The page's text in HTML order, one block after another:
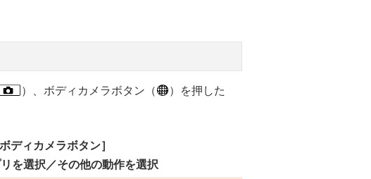
）、ボディカメラボタン（
）を押した
ディカメラボタン］
を選択／その他の動作を選択